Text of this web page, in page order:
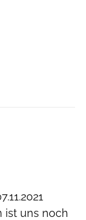
ist uns noch